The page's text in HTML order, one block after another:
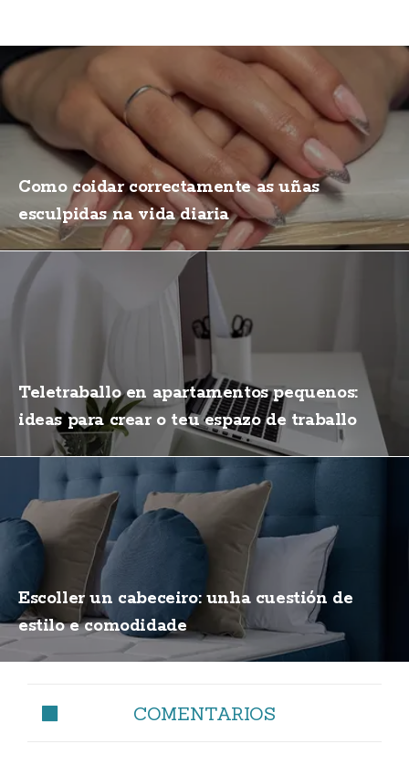
Como coidar correctamente as uñas
esculpidas na vida diaria
Teletraballo en apartamentos pequenos:
ideas para crear o teu espazo de traballo
Escoller un cabeceiro: unha cuestión de
estilo e comodidade
COMENTARIOS